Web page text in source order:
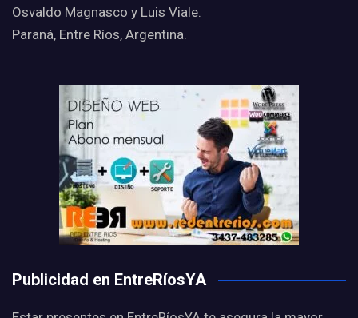
Osvaldo Magnasco y Luis Viale.
Paraná, Entre Ríos, Argentina.
Publicidad en EntreRíosYA